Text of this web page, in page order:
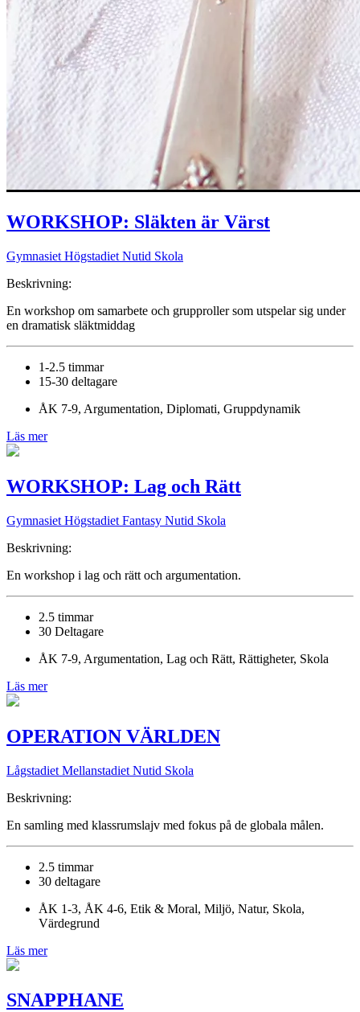
WORKSHOP: Släkten är Värst
Gymnasiet Högstadiet Nutid Skola
Beskrivning:
En workshop om samarbete och grupproller som utspelar sig under
en dramatisk släktmiddag
1-2.5 timmar
15-30 deltagare
ÅK 7-9, Argumentation, Diplomati, Gruppdynamik
Läs mer
WORKSHOP: Lag och Rätt
Gymnasiet Högstadiet Fantasy Nutid Skola
Beskrivning:
En workshop i lag och rätt och argumentation.
2.5 timmar
30 Deltagare
ÅK 7-9, Argumentation, Lag och Rätt, Rättigheter, Skola
Läs mer
OPERATION VÄRLDEN
Lågstadiet Mellanstadiet Nutid Skola
Beskrivning:
En samling med klassrumslajv med fokus på de globala målen.
2.5 timmar
30 deltagare
ÅK 1-3, ÅK 4-6, Etik & Moral, Miljö, Natur, Skola,
Värdegrund
Läs mer
SNAPPHANE